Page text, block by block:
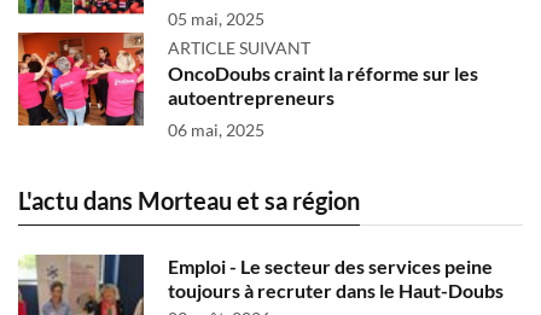
05 mai, 2025
ARTICLE SUIVANT
OncoDoubs craint la réforme sur les
autoentrepreneurs
06 mai, 2025
L'actu dans Morteau et sa région
Emploi - Le secteur des services peine
toujours à recruter dans le Haut-Doubs